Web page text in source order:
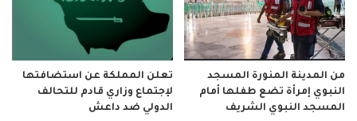
من المدينة المنورة المسجد
النبوي إمرأة تضع طفلها أمام
المسجد النبوي الشريف
تعلن المملكة عن استضافتها
لإجتماع وزاري قادم للتحالف
الدولي ضد داعش